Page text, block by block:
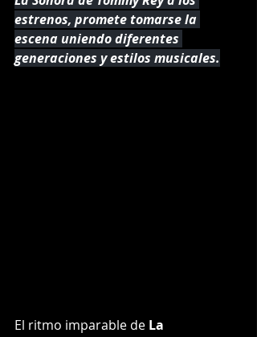
estrenos, promete tomarse la
escena uniendo diferentes
generaciones y estilos musicales.
El ritmo imparable de La